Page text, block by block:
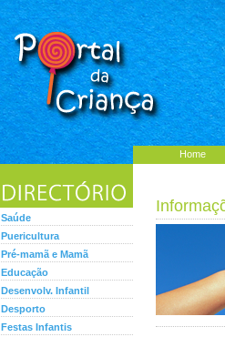
Home
Saúde
Puericultura
Pré-mamã e Mamã
Educação
Desenvolv. Infantil
Desporto
Festas Infantis